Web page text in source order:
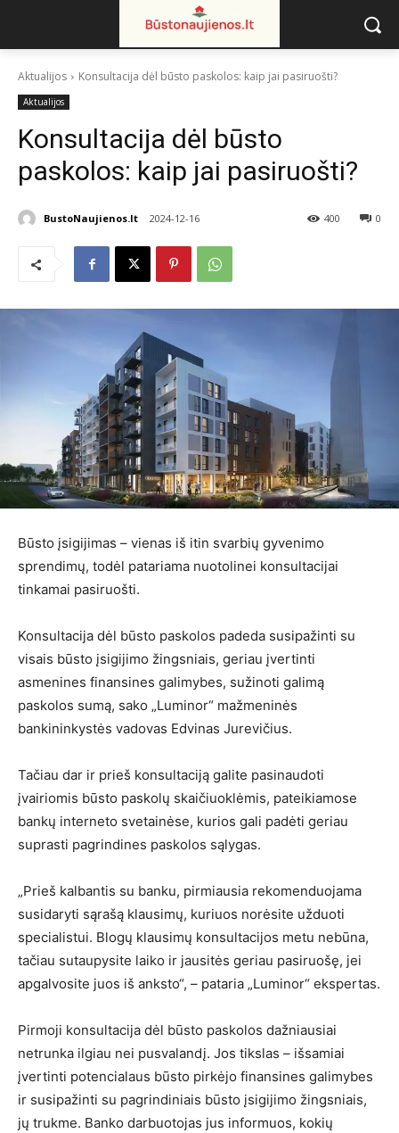
Aktualijos Konsultacija dėl būsto paskolos: kaip jai pasiruošti?
Aktualijos
Konsultacija dėl būsto
paskolos: kaip jai pasiruošti?
BustoNaujienos.lt 2024-12-16 0
400
Būsto įsigijimas – vienas iš itin svarbių gyvenimo
sprendimų, todėl patariama nuotolinei konsultacijai
tinkamai pasiruošti.
Konsultacija dėl būsto paskolos padeda susipažinti su
visais būsto įsigijimo žingsniais, geriau įvertinti
asmenines finansines galimybes, sužinoti galimą
paskolos sumą, sako „Luminor“ mažmeninės
bankininkystės vadovas Edvinas Jurevičius.
Tačiau dar ir prieš konsultaciją galite pasinaudoti
įvairiomis būsto paskolų skaičiuoklėmis, pateikiamose
bankų interneto svetainėse, kurios gali padėti geriau
suprasti pagrindines paskolos sąlygas.
„Prieš kalbantis su banku, pirmiausia rekomenduojama
susidaryti sąrašą klausimų, kuriuos norėsite užduoti
specialistui. Blogų klausimų konsultacijos metu nebūna,
tačiau sutaupysite laiko ir jausitės geriau pasiruošę, jei
apgalvosite juos iš anksto“, – pataria „Luminor“ ekspertas.
Pirmoji konsultacija dėl būsto paskolos dažniausiai
netrunka ilgiau nei pusvalandį. Jos tikslas – išsamiai
įvertinti potencialaus būsto pirkėjo finansines galimybes
ir susipažinti su pagrindiniais būsto įsigijimo žingsniais,
jų trukme. Banko darbuotojas jus informuos, kokių